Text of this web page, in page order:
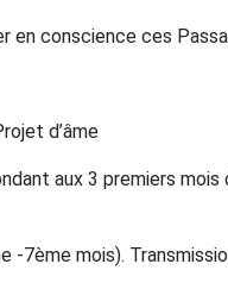
en conscience ces
d’âme
aux 3 premiers
-7ème mois).